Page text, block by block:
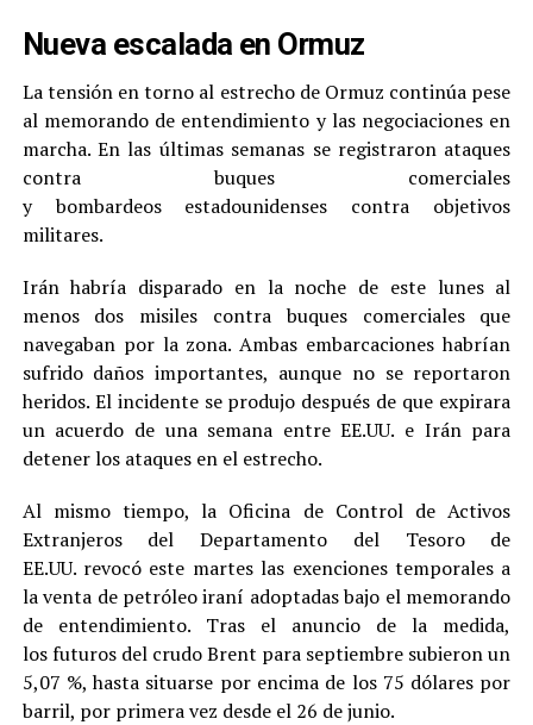
Nueva escalada en Ormuz
La tensión en torno al estrecho de Ormuz continúa pese
al memorando de entendimiento y las negociaciones en
marcha. En las últimas semanas se registraron ataques
contra buques comerciales
y bombardeos estadounidenses contra objetivos
militares.
Irán habría disparado en la noche de este lunes al
menos dos misiles contra buques comerciales que
navegaban por la zona. Ambas embarcaciones habrían
sufrido daños importantes, aunque no se reportaron
heridos. El incidente se produjo después de que expirara
un acuerdo de una semana entre EE.UU. e Irán para
detener los ataques en el estrecho.
Al mismo tiempo, la Oficina de Control de Activos
Extranjeros del Departamento del Tesoro de
EE.UU. revocó este martes las exenciones temporales a
la venta de petróleo iraní adoptadas bajo el memorando
de entendimiento. Tras el anuncio de la medida,
los futuros del crudo Brent para septiembre subieron un
5,07 %, hasta situarse por encima de los 75 dólares por
barril, por primera vez desde el 26 de junio.